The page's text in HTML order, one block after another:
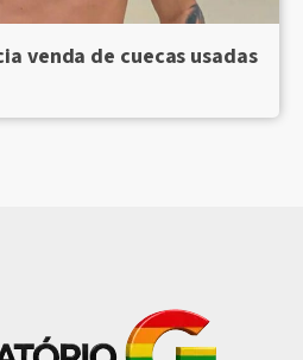
venda de cuecas usadas